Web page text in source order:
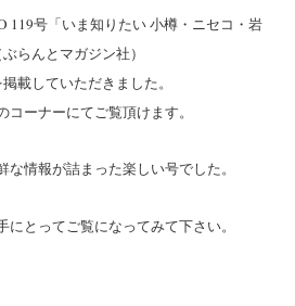
119号「いま知りたい 小樽・ニセコ・岩
らんとマガジン社）
載していただきました。
コーナーにてご覧頂けます。
情報が詰まった楽しい号でした。
にとってご覧になってみて下さい。